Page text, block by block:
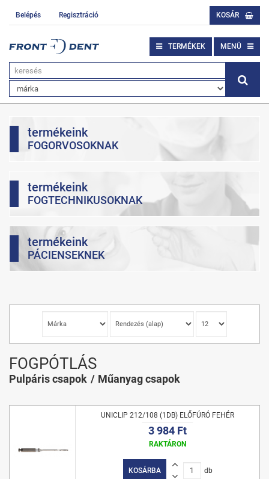
Belépés Regisztráció KOSÁR
TERMÉKEK MENÜ
termékeink
FOGORVOSOKNAK
termékeink
FOGTECHNIKUSOKNAK
termékeink
PÁCIENSEKNEK
FOGPÓTLÁS
Pulpáris csapok Műanyag csapok
UNICLIP 212/108 (1DB) ELŐFÚRÓ FEHÉR
3 984 Ft
RAKTÁRON
KOSÁRBA db